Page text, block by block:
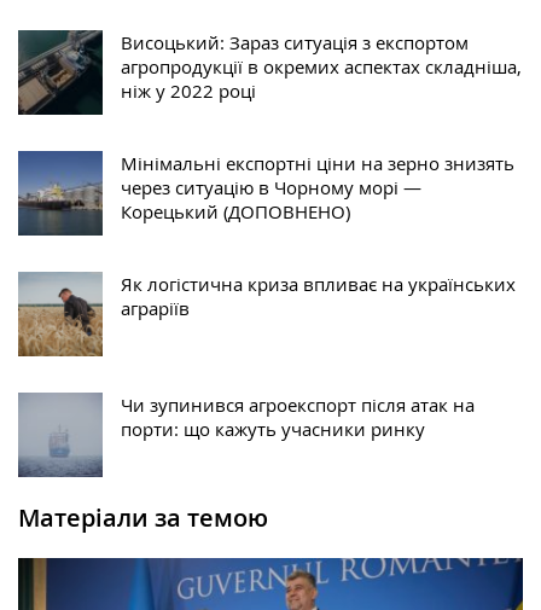
Висоцький: Зараз ситуація з експортом
агропродукції в окремих аспектах складніша,
ніж у 2022 році
Мінімальні експортні ціни на зерно знизять
через ситуацію в Чорному морі —
Корецький (ДОПОВНЕНО)
Як логістична криза впливає на українських
аграріїв
Чи зупинився агроекспорт після атак на
порти: що кажуть учасники ринку
Матеріали за темою